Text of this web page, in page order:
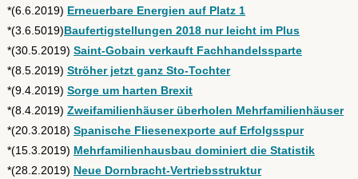
*(6.6.2019) Erneuerbare Energien auf Platz 1
*(3.6.5019)Baufertigstellungen 2018 nur leicht im Plus
*(30.5.2019) Saint-Gobain verkauft Fachhandelssparte
*(8.5.2019) Ströher jetzt ganz Sto-Tochter
*(9.4.2019) Sorge um harten Brexit
*(8.4.2019) Zweifamilienhäuser überholen Mehrfamilienhäuser
*(20.3.2018) Spanische Fliesenexporte auf Erfolgsspur
*(15.3.2019) Mehrfamilienhausbau dominiert die Statistik
*(28.2.2019) Neue Dornbracht-Vertriebsstruktur